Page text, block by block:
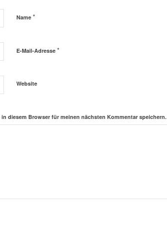
Name *
E-Mail-Adresse *
Website
diesem Browser für meinen nächsten Kommentar speichern.